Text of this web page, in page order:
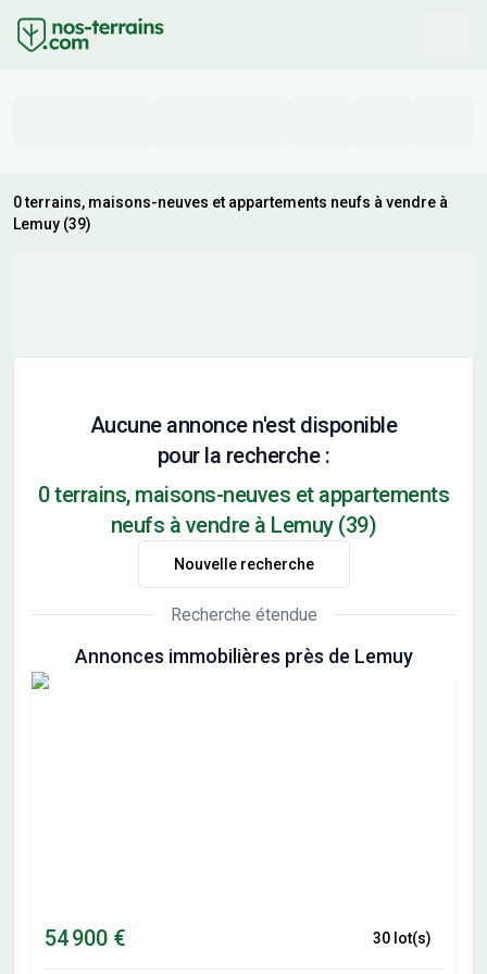
0 terrains, maisons-neuves et appartements neufs à vendre à
Lemuy (39)
Aucune annonce n'est disponible
pour la recherche :
0 terrains, maisons-neuves et appartements
neufs à vendre à Lemuy (39)
Nouvelle recherche
Recherche étendue
Annonces immobilières près de Lemuy
54 900 € 30 lot(s)